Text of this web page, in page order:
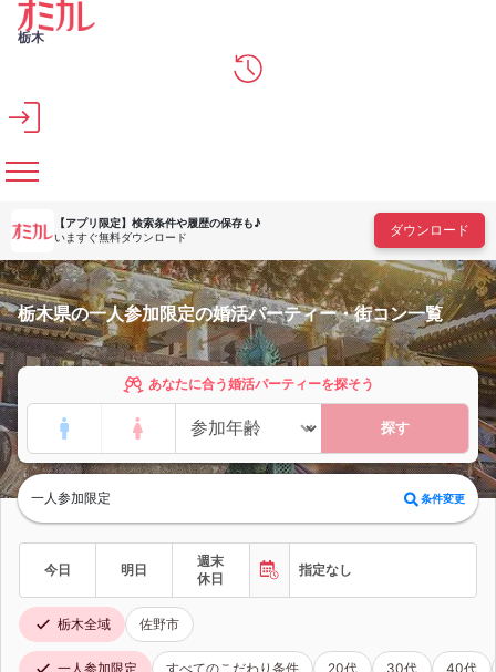
メインコンテンツへスキップ
栃木
【アプリ限定】 検索条件や履歴の保存も♪
いますぐ無料ダウンロード
ダウンロード
栃木県の一人参加限定の婚活パーティー・街コン一覧
あなたに合う婚活パーティーを探そう
探す
一人参加限定 条件変更
今日 明日
週末
休日
指定なし
栃木全域 佐野市
一人参加限定 すべてのこだわり条件 20代 30代 40代